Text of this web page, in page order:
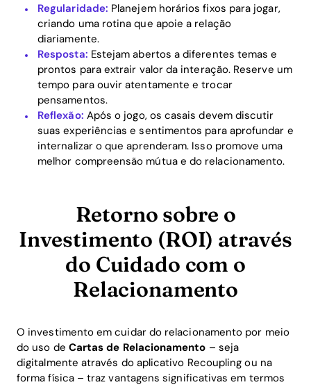
Home
Blog
Regularidade: Planejem horários fixos para jogar,
criando uma rotina que apoie a relação
diariamente.
Resposta: Estejam abertos a diferentes temas e
prontos para extrair valor da interação. Reserve um
tempo para ouvir atentamente e trocar
pensamentos.
Reflexão: Após o jogo, os casais devem discutir
suas experiências e sentimentos para aprofundar e
internalizar o que aprenderam. Isso promove uma
melhor compreensão mútua e do relacionamento.
Retorno sobre o
Investimento (ROI) através
do Cuidado com o
Relacionamento
O investimento em cuidar do relacionamento por meio
do uso de Cartas de Relacionamento – seja
digitalmente através do aplicativo Recoupling ou na
forma física – traz vantagens significativas em termos